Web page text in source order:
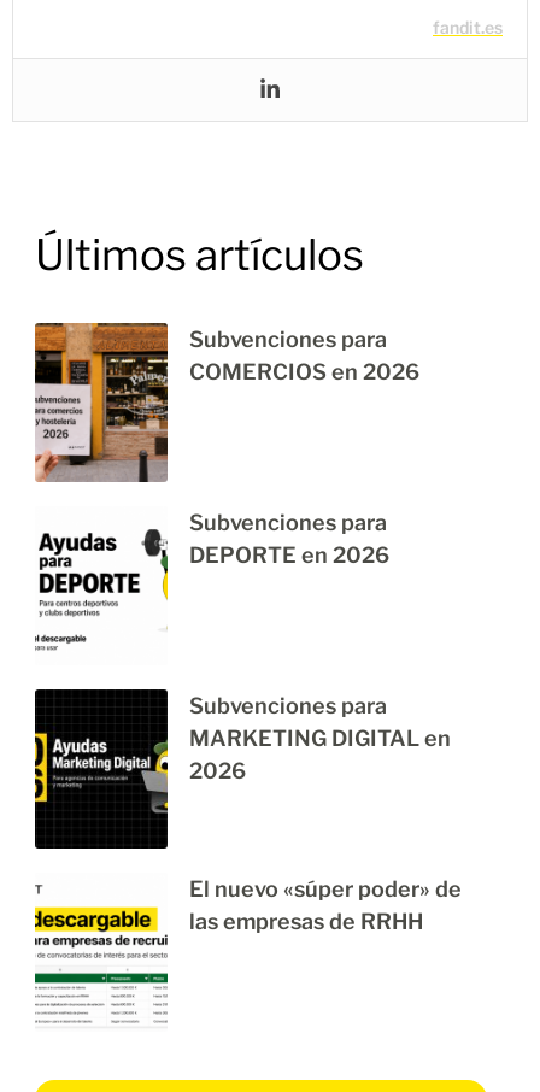
fandit.es
Últimos artículos
Subvenciones para
COMERCIOS en 2026
Subvenciones para
DEPORTE en 2026
Subvenciones para
MARKETING DIGITAL en
2026
El nuevo «súper poder» de
las empresas de RRHH